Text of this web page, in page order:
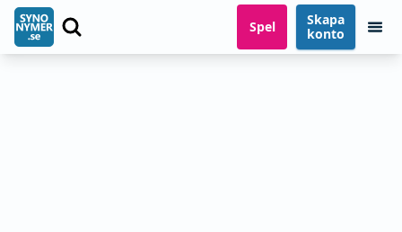
Spel
Skapa
konto